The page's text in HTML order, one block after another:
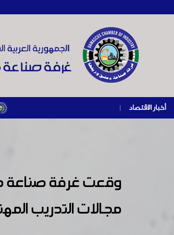
أخبار الاقتصاد |
وقعت غرفة صناعة
مجالات التدريب